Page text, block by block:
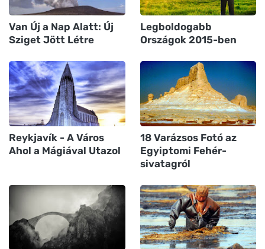
Van Új a Nap Alatt: Új
Sziget Jött Létre
Legboldogabb
Országok 2015-ben
Reykjavík - A Város
Ahol a Mágiával Utazol
18 Varázsos Fotó az
Egyiptomi Fehér-
sivatagról